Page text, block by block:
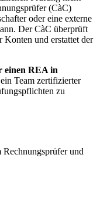
(CàC)
oder eine externe
Der CàC überprüft
und erstattet der
einen REA in
Team zertifizierter
zu
Rechnungsprüfer und